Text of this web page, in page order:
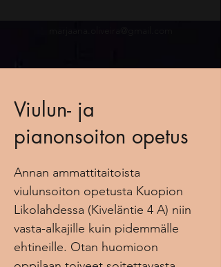
Viulun- ja
pianonsoiton opetus
Annan ammattitaitoista
viulunsoiton opetusta Kuopion
Likolahdessa (Kiveläntie 4 A) niin
vasta-alkajille kuin pidemmälle
ehtineille. Otan huomioon